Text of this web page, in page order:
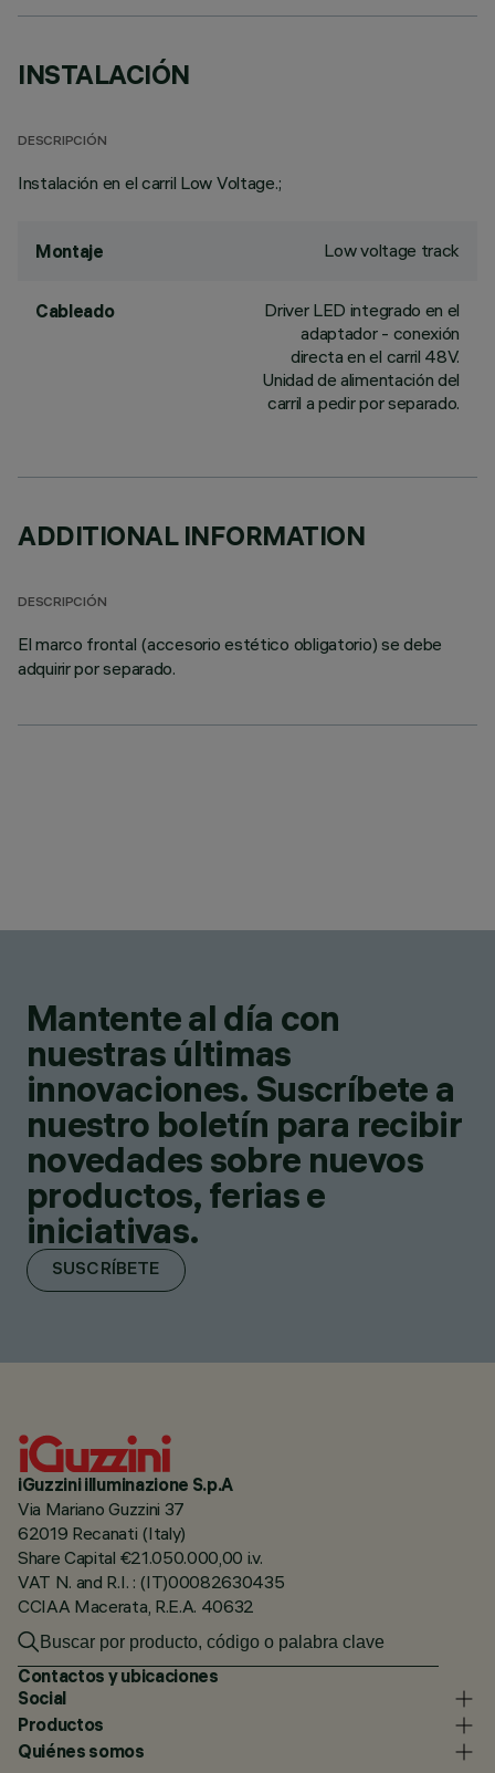
INSTALACIÓN
DESCRIPCIÓN
Instalación en el carril Low Voltage.;
Montaje Low voltage track
Cableado
Driver LED integrado en el
adaptador - conexión
directa en el carril 48V.
Unidad de alimentación del
carril a pedir por separado.
ADDITIONAL INFORMATION
DESCRIPCIÓN
El marco frontal (accesorio estético obligatorio) se debe
adquirir por separado.
Mantente al día con
nuestras últimas
innovaciones. Suscríbete a
nuestro boletín para recibir
novedades sobre nuevos
productos, ferias e
iniciativas.
SUSCRÍBETE
iGuzzini illuminazione S.p.A
Via Mariano Guzzini 37
62019 Recanati (Italy)
Share Capital €21.050.000,00 i.v.
VAT N. and R.I. : (IT)00082630435
CCIAA Macerata, R.E.A. 40632
Contactos y ubicaciones
Social
Productos
Quiénes somos